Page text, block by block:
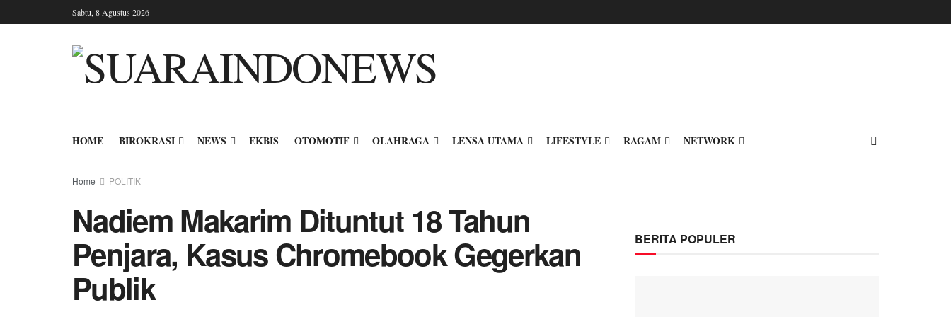
Sabtu, 8 Agustus 2026
HOME BIROKRASI NEWS EKBIS OTOMOTIF OLAHRAGA LENSA UTAMA LIFESTYLE RAGAM NETWORK
Home POLITIK
Nadiem Makarim Dituntut 18 Tahun
Penjara, Kasus Chromebook Gegerkan
Publik
BERITA POPULER